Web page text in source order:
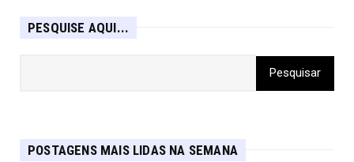
PESQUISE AQUI...
POSTAGENS MAIS LIDAS NA SEMANA